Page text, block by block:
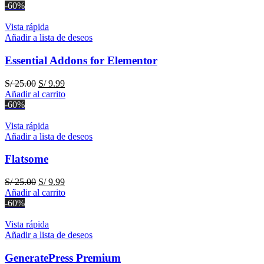
S/ 25.00.
-60%
Vista rápida
Añadir a lista de deseos
Essential Addons for Elementor
S/25.00 El
precio
S/ 25.00.
S/9.99El
precio
Añadir al carrito
-60%
Vista rápida
Añadir a lista de deseos
Flatsome
S/25.00 El
precio
S/ 25.00.
S/9.99El
precio
Añadir al carrito
-60%
Vista rápida
Añadir a lista de deseos
GeneratePress Premium